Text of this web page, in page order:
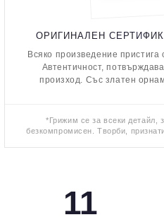
ОРИГИНАЛЕН
Всяко произведение
Автентичност,
произход. Със златен
*Грижим се за всеки детайл,
безкомпромисен. Творби,
11